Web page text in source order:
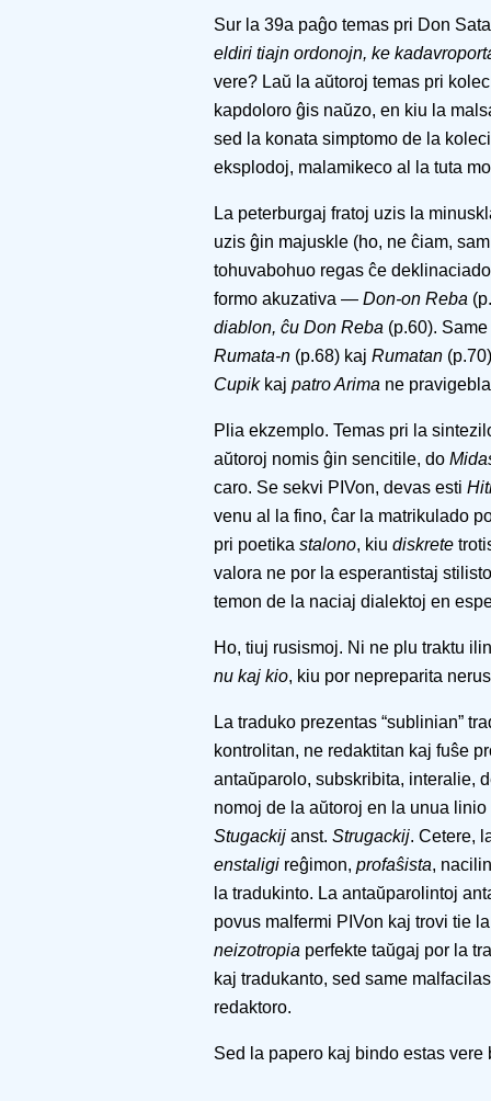
Sur la 39a paĝo temas pri Don
eldiri tiajn ordonojn, ke
vere? Laŭ la aŭtoroj temas pri
kapdoloro ĝis naŭzo, en kiu la
sed la konata simptomo de la
eksplodoj, malamikeco al la tuta
La peterburgaj fratoj uzis la
uzis ĝin majuskle (ho, ne ĉiam,
tohuvabohuo regas ĉe
formo akuzativa — Don-on Reba
diablon, ĉu Don Reba (p.60).
Rumata-n (p.68) kaj Rumatan
Cupikkaj patro Arima ne
Plia ekzemplo. Temas pri la
aŭtoroj nomis ĝin sencitile, do
caro. Se sekvi PIVon, devas esti
venu al la fino, ĉar la matrikulado
pri poetika stalono, kiu diskrete
valora ne por la esperantistaj
temon de la naciaj dialektoj en
Ho, tiuj rusismoj. Ni ne plu traktu
nu kaj kio, kiu por nepreparita
La traduko prezentas “sublinian”
kontrolitan, ne redaktitan kaj fuŝe
antaŭparolo, subskribita, interalie,
nomoj de la aŭtoroj en la unua
Stugackij anst. Strugackij. Cetere,
enstaligi reĝimon, profaŝista,
la tradukinto. La antaŭparolintoj
povus malfermi PIVon kaj trovi tie
neizotropia perfekte taŭgaj por la
kaj tradukanto, sed same
redaktoro.
Sed la papero kaj bindo estas